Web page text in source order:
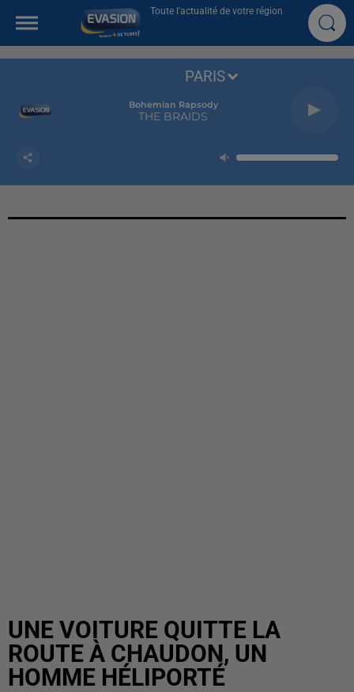
Toute l'actualité de votre région
Bohemian Rapsody
THE BRAIDS
PARIS
UNE VOITURE QUITTE LA
ROUTE À CHAUDON, UN
HOMME HÉLIPORTÉ